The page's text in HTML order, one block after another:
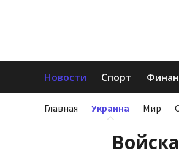
Новости Спорт
Главная Украина Мир